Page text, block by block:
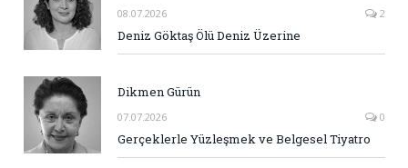
08.07.2026 2
Deniz Göktaş Ölü Deniz Üzerine
Dikmen Gürün
07.07.2026 0
Gerçeklerle Yüzleşmek ve Belgesel Tiyatro